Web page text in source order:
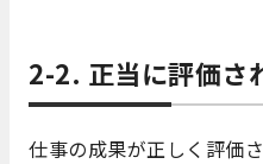
2-2. 正当に評価さ
仕事の成果が正しく評価